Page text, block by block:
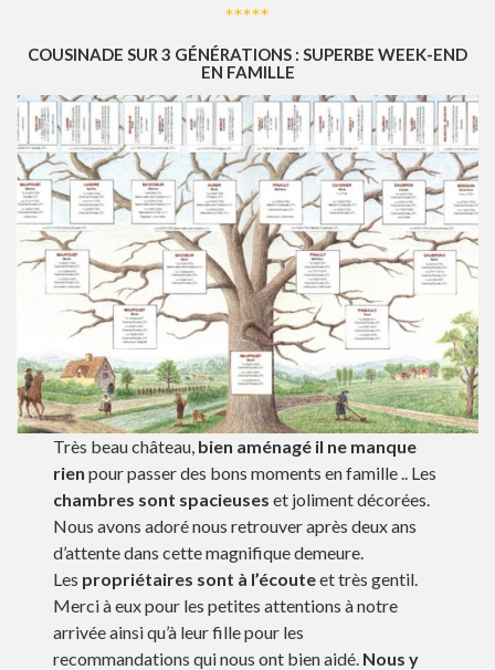
*****
COUSINADE SUR 3 GÉNÉRATIONS : SUPERBE WEEK-END
EN FAMILLE
Très beau château, bien aménagé il ne manque
rien pour passer des bons moments en famille .. Les
chambres sont spacieuses et joliment décorées.
Nous avons adoré nous retrouver après deux ans
d’attente dans cette magnifique demeure.
Les propriétaires sont à l’écouteet très gentil.
Merci à eux pour les petites attentions à notre
arrivée ainsi qu’à leur fille pour les
recommandations qui nous ont bien aidé. Nous y